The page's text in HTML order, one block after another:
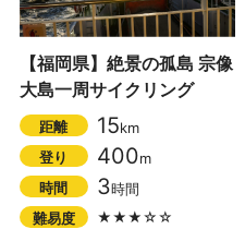
【福岡県】絶景の孤島 宗像
大島一周サイクリング
距離 15km
登り
400m
時間
3時間
難易度
★★★☆☆